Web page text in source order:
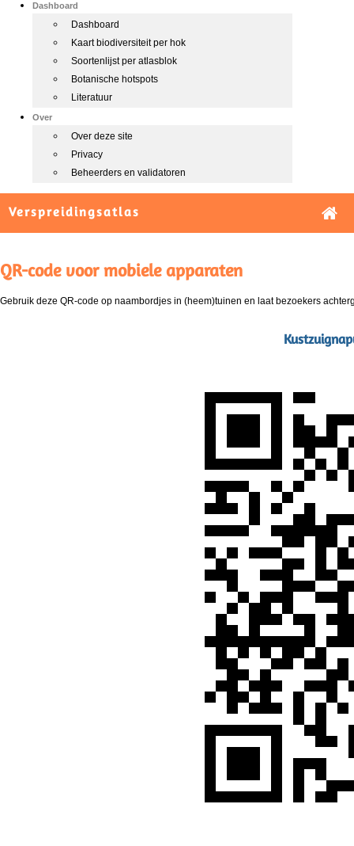
Dashboard
Dashboard
Kaart biodiversiteit per hok
Soortenlijst per atlasblok
Botanische hotspots
Literatuur
Over
Over deze site
Privacy
Beheerders en validatoren
Verspreidingsatlas
QR-code voor mobiele apparaten
Gebruik deze QR-code op naambordjes in (heem)tuinen en laat bezoekers